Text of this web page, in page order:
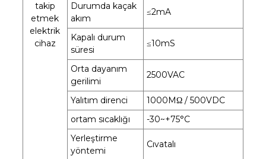
takip
etmek
elektrik
cihaz
Durumda kaçak
akım
≤2mA
Kapalı durum
süresi
≤10mS
Orta dayanım
gerilimi
2500VAC
Yalıtım direnci
1000MΩ / 500VDC
ortam sıcaklığı
-30~+75°C
Yerleştirme
yöntemi
Cıvatalı